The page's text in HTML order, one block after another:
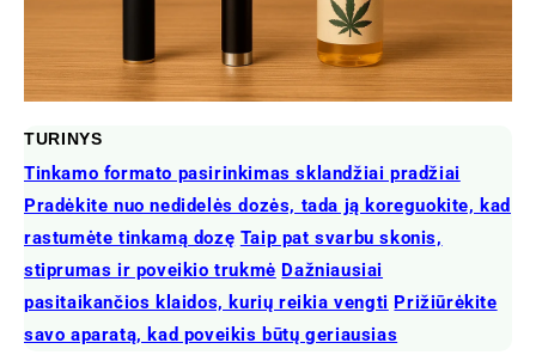
TURINYS
Tinkamo formato pasirinkimas sklandžiai pradžiai
Pradėkite nuo nedidelės dozės, tada ją koreguokite, kad
rastumėte tinkamą dozę Taip pat svarbu skonis,
stiprumas ir poveikio trukmė Dažniausiai
pasitaikančios klaidos, kurių reikia vengti Prižiūrėkite
savo aparatą, kad poveikis būtų geriausias